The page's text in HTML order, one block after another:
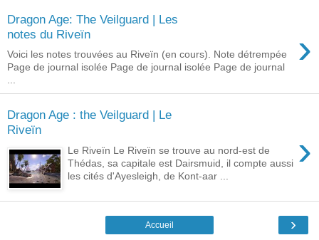
Dragon Age: The Veilguard | Les
notes du Riveïn
›
Voici les notes trouvées au Riveïn (en cours). Note détrempée
Page de journal isolée Page de journal isolée Page de journal
...
Dragon Age : the Veilguard | Le
Riveïn
›
Le Riveïn Le Riveïn se trouve au nord-est de
Thédas, sa capitale est Dairsmuid, il compte aussi
les cités d'Ayesleigh, de Kont-aar ...
›
Accueil